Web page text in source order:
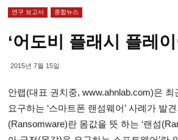
연구 보고서 종합뉴스
‘어도비 플래시 플레
2015년 7월 15일
안랩(대표 권치중, www.ahnlab.com)은
요구하는 ‘스마트폰 랜섬웨어’ 사례가 발
(Ransomware)란 몸값을 뜻 하는 ‘랜섬